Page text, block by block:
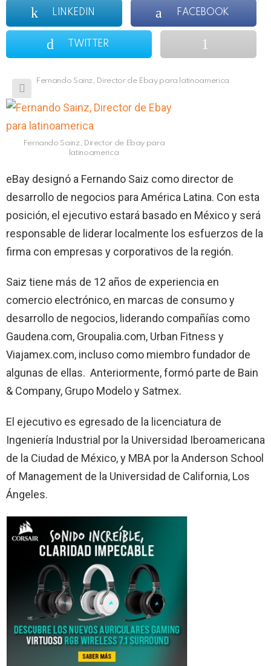
LINKEDIN FACEBOOK
TWITTER
Fernando Sainz, Director de Ebay para latinoamerica
Fernando Sainz, Director de Ebay para
latinoamerica
eBay designó a Fernando Saiz como director de
desarrollo de negocios para América Latina. Con esta
posición, el ejecutivo estará basado en México y será
responsable de liderar localmente los esfuerzos de la
firma con empresas y corporativos de la región.
Saiz tiene más de 12 años de experiencia en
comercio electrónico, en marcas de consumo y
desarrollo de negocios, liderando compañías como
Gaudena.com, Groupalia.com, Urban Fitness y
Viajamex.com, incluso como miembro fundador de
algunas de ellas. Anteriormente, formó parte de Bain
& Company, Grupo Modelo y Satmex.
El ejecutivo es egresado de la licenciatura de
Ingeniería Industrial por la Universidad Iberoamericana
de la Ciudad de México, y MBA por la Anderson School
of Management de la Universidad de California, Los
Ángeles.